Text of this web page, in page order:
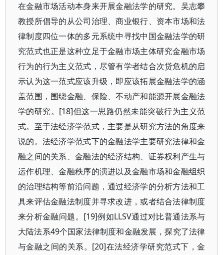
在金融市场活动本身来开展金融法学的研究。吴志攀
教授所倡导的从公司治理、商业银行、资本市场和法
律制度四位一体的多元系统中寻找中国金融法学的研
究范式也正是这种立足于金融市场主体研究金融市场
行为的行为主义范式，尽管有学者结合次贷危机的启
示认为这一范式应该升级，即应该拓展金融法学的涵
盖范围，围绕金融、保险、不动产和能源开展金融法
学的研究。[18]但这一思路仍然未能突破行为主义范
式。至于法经济学范式，主要是从研究方法的角度来
说的。法经济学范式下的金融法学主要研究法律和金
融之间的关系、金融法的经济结构、证券权利产生与
运作机理、金融秩序的演进以及金融市场和金融组织
的治理结构等前沿问题，通过经济学的分析方法和工
具来评估金融法制度并寻求改进，或者结合法律制度
来分析金融问题。[19]例如LLSV通过对比普通法系与
大陆法系49个国家法律制度和金融发展，探究了法律
与金融之间的关系。[20]在法经济学研究范式下，金